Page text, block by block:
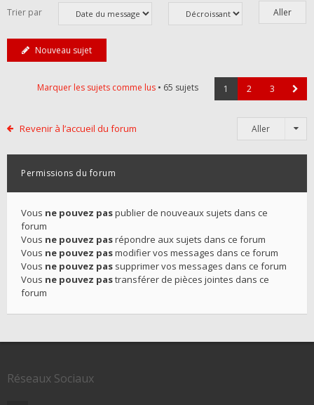
Trier par
Nouveau sujet
Marquer les sujets comme lus • 65 sujets 1 2 3
Revenir à l’accueil du forum Aller
Permissions du forum
Vous ne pouvez paspublier de nouveaux sujets dans ce
forum
Vous ne pouvez pasrépondre aux sujets dans ce forum
Vous ne pouvez pasmodifier vos messages dans ce forum
Vous ne pouvez pas supprimer vos messages dans ce forum
Vous ne pouvez pastransférer de pièces jointes dans ce
forum
Réseaux Sociaux